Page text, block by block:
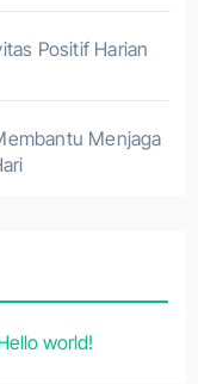
Positif Harian
Menjaga
world!